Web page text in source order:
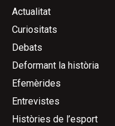
Actualitat
Curiositats
Debats
Deformant la història
Efemèrides
Entrevistes
Històries de l’esport